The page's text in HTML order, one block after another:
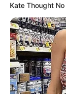
Kate Thought